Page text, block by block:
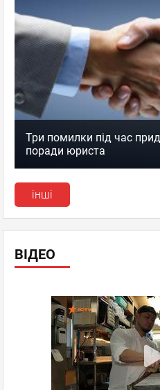
Три помилки під час
поради юриста
інші
ВІДЕО